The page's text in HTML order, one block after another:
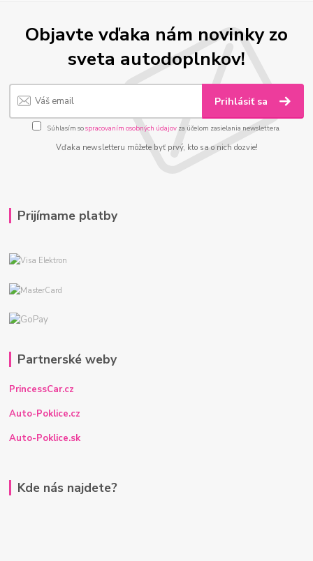
Objavte vďaka nám novinky zo
sveta autodoplnkov!
Prihlásiť sa
Súhlasím sospracovaním osobných údajov za účelom zasielania newslettera.
Vďaka newsletteru môžete byť prvý, kto sa o nich dozvie!
Prijímame platby
Partnerské weby
PrincessCar.cz
Auto-Poklice.cz
Auto-Poklice.sk
Kde nás najdete?